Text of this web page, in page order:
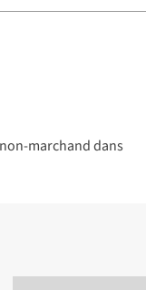
marchand dans